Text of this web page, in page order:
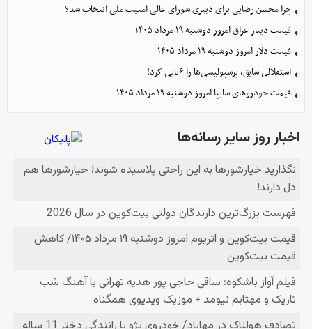
چرا محسن رضایی برای دبیری شورای عالی امنیت ملی انتخاب شد؟
قیمت دینار عراق امروز دوشنبه ۱۹ مرداد ۱۴۰۵
قیمت دلار امروز دوشنبه ۱۹ مرداد ۱۴۰۵
استقلالی سابق، پرسپولیسی‌ها را ۶تایی کرد!
قیمت خودرو‌های سایپا امروز دوشنبه ۱۹ مرداد ۱۴۰۵